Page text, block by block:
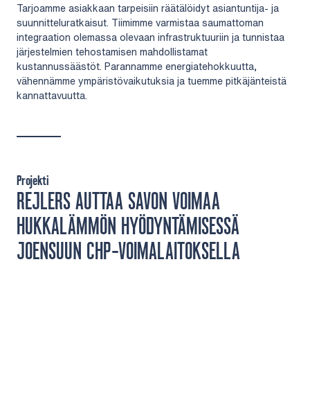
Tarjoamme asiakkaan tarpeisiin räätälöidyt asiantuntija- ja
suunnitteluratkaisut. Tiimimme varmistaa saumattoman
integraation olemassa olevaan infrastruktuuriin ja tunnistaa
järjestelmien tehostamisen mahdollistamat
kustannussäästöt. Parannamme energiatehokkuutta,
vähennämme ympäristövaikutuksia ja tuemme pitkäjänteistä
kannattavuutta.
REJLERS AUTTAA SAVON VOIMAA
HUKKALÄMMÖN HYÖDYNTÄMISESSÄ
JOENSUUN CHP-VOIMALAITOKSELLA
Projekti